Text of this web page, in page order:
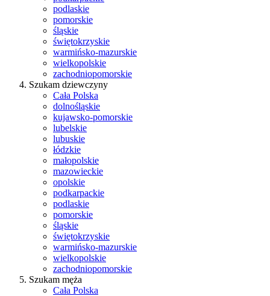
podlaskie
pomorskie
śląskie
świętokrzyskie
warmińsko-mazurskie
wielkopolskie
zachodniopomorskie
Szukam dziewczyny
Cała Polska
dolnośląskie
kujawsko-pomorskie
lubelskie
lubuskie
łódzkie
małopolskie
mazowieckie
opolskie
podkarpackie
podlaskie
pomorskie
śląskie
świętokrzyskie
warmińsko-mazurskie
wielkopolskie
zachodniopomorskie
Szukam męża
Cała Polska